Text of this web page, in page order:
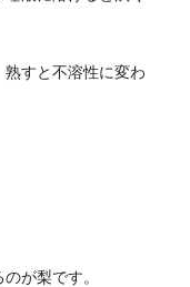
すと不溶性に変わ
が梨です。